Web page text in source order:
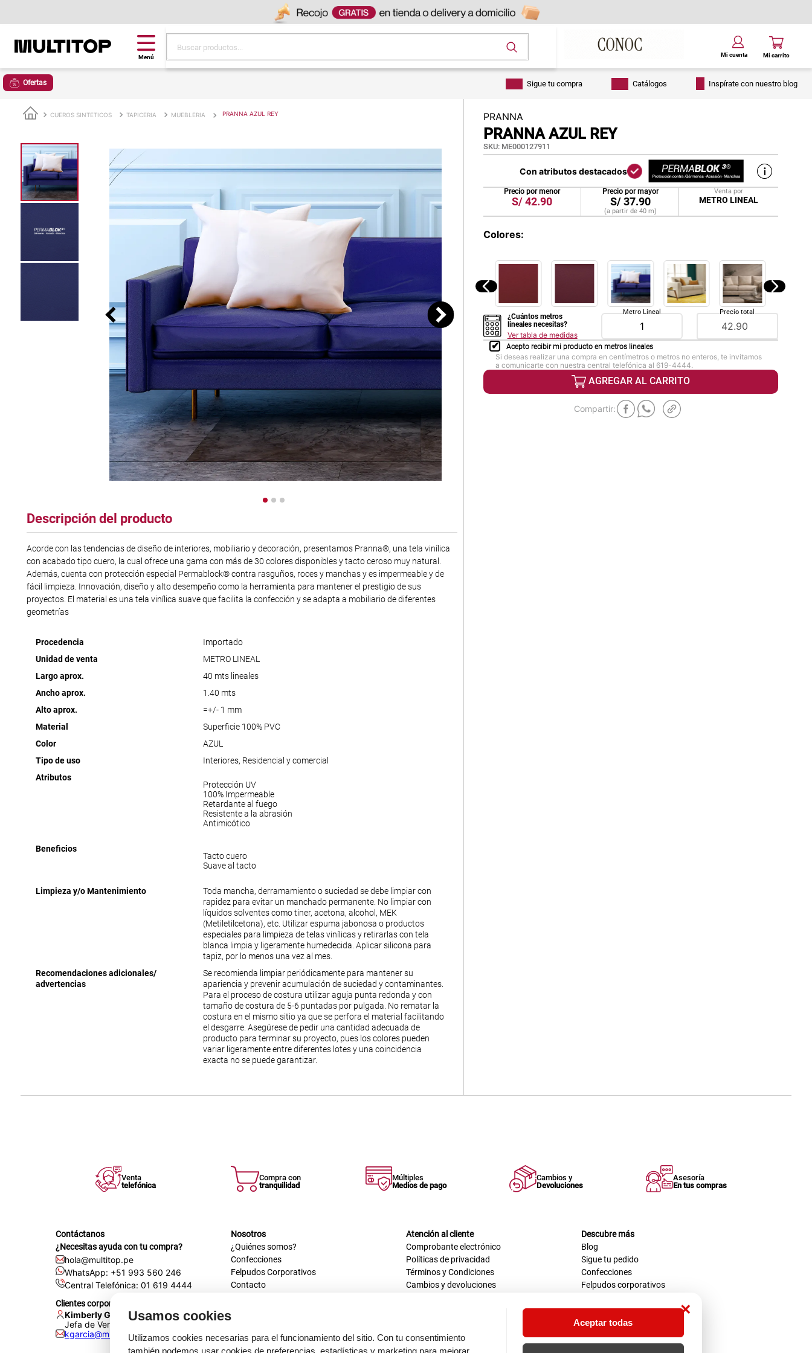
×
Usamos cookies
Utilizamos cookies necesarias para el funcionamiento del sitio. Con tu consentimiento
también podemos usar cookies de preferencias, estadísticas y marketing para mejorar
Aceptar todas
Ofertas Sigue tu compra Catálogos Inspírate con nuestro blog
CUEROS SINTETICOS TAPICERIA MUEBLERIA PRANNA AZUL REY
Descripción del producto
Acorde con las tendencias de diseño de interiores, mobiliario y decoración, presentamos Pranna®, una tela vinílica
con acabado tipo cuero, la cual ofrece una gama con más de 30 colores disponibles y tacto ceroso muy natural.
Además, cuenta con protección especial Permablock® contra rasguños, roces y manchas y es impermeable y de
fácil limpieza. Innovación, diseño y alto desempeño como la herramienta para mantener el prestigio de sus
proyectos. El material es una tela vinílica suave que facilita la confección y se adapta a mobiliario de diferentes
geometrías
Procedencia
Importado
Unidad de venta
METRO LINEAL
Largo aprox.
40 mts lineales
Ancho aprox.
1.40 mts
Alto aprox.
=+/- 1 mm
Material
Superficie 100% PVC
Color
AZUL
Tipo de uso
Interiores, Residencial y comercial
Atributos
Protección UV
100% Impermeable
Retardante al fuego
Resistente a la abrasión
Antimicótico
Beneficios
Tacto cuero
Suave al tacto
Limpieza y/o Mantenimiento
Toda mancha, derramamiento o suciedad se debe limpiar con
rapidez para evitar un manchado permanente. No limpiar con
líquidos solventes como tiner, acetona, alcohol, MEK
(Metiletilcetona), etc. Utilizar espuma jabonosa o productos
especiales para limpieza de telas vinílicas y retirarlas con tela
blanca limpia y ligeramente humedecida. Aplicar silicona para
tapiz, por lo menos una vez al mes.
Recomendaciones adicionales/
advertencias
Se recomienda limpiar periódicamente para mantener su
apariencia y prevenir acumulación de suciedad y contaminantes.
Para el proceso de costura utilizar aguja punta redonda y con
tamaño de costura de 5-6 puntadas por pulgada. No rematar la
costura en el mismo sitio ya que se perfora el material facilitando
el desgarre. Asegúrese de pedir una cantidad adecuada de
producto para terminar su proyecto, pues los colores pueden
variar ligeramente entre diferentes lotes y una coincidencia
exacta no se puede garantizar.
PRANNA
PRANNA AZUL REY
SKU: ME000127911
Con atributos destacados
Precio por menor
S/42.90
Precio por mayor
S/37.90
(a partir de 40 m)
Venta por
METRO LINEAL
Colores
¿Cuántos metros
lineales necesitas?
Ver tabla de medidas
Metro Lineal Precio total
Acepto recibir mi producto en metros lineales
Si deseas realizar una compra en centímetros o metros no enteros, te invitamos
a comunicarte con nuestra central telefónica al 619-4444.
AGREGAR AL CARRITO
Venta
telefónica
Compra con
tranquilidad
Múltiples
Medios de pago
Cambios y
Devoluciones
Asesoría
En tus compras
Contáctanos
¿Necesitas ayuda con tu compra?
hola@multitop.pe
WhatsApp: +51 993 560 246
Central Telefónica: 01 619 4444
Clientes corporativos
Kimberly Garcia
Jefa de Ventas Empresas
kgarcia@multitop.pe
Nosotros
¿Quiénes somos?
Confecciones
Felpudos Corporativos
Contacto
Tienda física
Av. Iquitos 670 - 699, La Victoria
Atención al cliente
Comprobante electrónico
Políticas de privacidad
Términos y Condiciones
Cambios y devoluciones
Descubre más
Blog
Sigue tu pedido
Confecciones
Felpudos corporativos
alfombra
piso
lona
cojin
pisos
tapete